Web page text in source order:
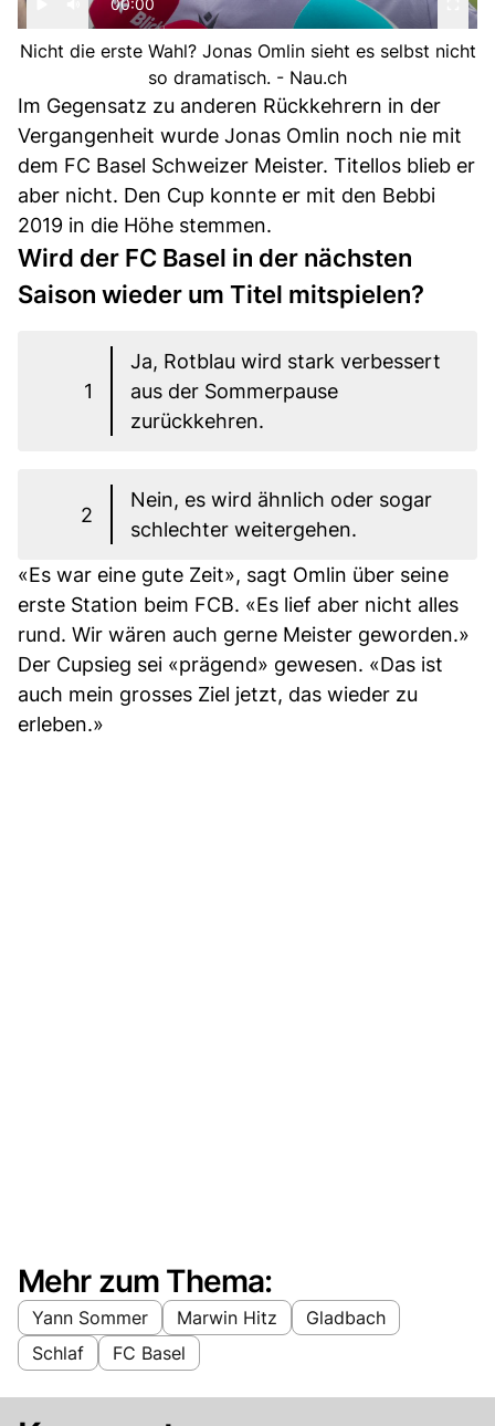
00:00
Nicht die erste Wahl? Jonas Omlin sieht es selbst nicht
so dramatisch. - Nau.ch
Im Gegensatz zu anderen Rückkehrern in der
Vergangenheit wurde Jonas Omlin noch nie mit
dem FC Basel Schweizer Meister. Titellos blieb er
aber nicht. Den Cup konnte er mit den Bebbi
2019 in die Höhe stemmen.
Wird der FC Basel in der nächsten
Saison wieder um Titel mitspielen?
1
Ja, Rotblau wird stark verbessert
aus der Sommerpause
zurückkehren.
2
Nein, es wird ähnlich oder sogar
schlechter weitergehen.
«Es war eine gute Zeit», sagt Omlin über seine
erste Station beim FCB. «Es lief aber nicht alles
rund. Wir wären auch gerne Meister geworden.»
Der Cupsieg sei «prägend» gewesen. «Das ist
auch mein grosses Ziel jetzt, das wieder zu
erleben.»
Mehr zum Thema:
Yann Sommer Marwin Hitz
Gladbach
Schlaf
FC Basel